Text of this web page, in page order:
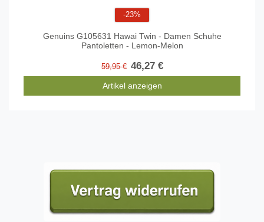
-23%
Genuins G105631 Hawai Twin - Damen Schuhe
Pantoletten - Lemon-Melon
59,95 € 46,27 €
Artikel anzeigen